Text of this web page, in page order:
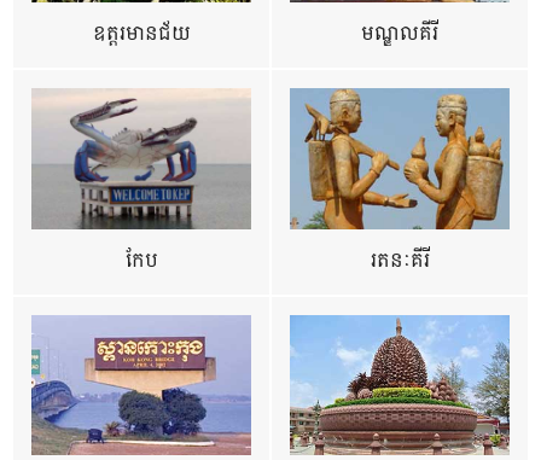
ឧត្ដរមានជ័យ មណ្ឌលគីរី
កែប រតនៈគីរី